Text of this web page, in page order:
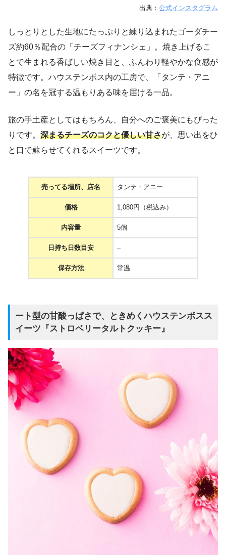
出典： 公式インスタグラム
しっとりとした生地にたっぷりと練り込まれたゴーダチー
ズ約60％配合の「チーズフィナンシェ」。焼き上げるこ
とで生まれる香ばしい焼き目と、ふんわり軽やかな食感が
特徴です。ハウステンボス内の工房で、「タンテ・アニ
ー」の名を冠する温もりある味を届ける一品。
旅の手土産としてはもちろん、自分へのご褒美にもぴった
りです。 深まるチーズのコクと優しい甘さが、思い出をひ
と口で蘇らせてくれるスイーツです。
売ってる場所、店名 タンテ・アニー
価格 1,080円（税込み）
内容量 5個
日持ち日数目安 –
保存方法 常温
ート型の甘酸っぱさで、ときめくハウステンボスス
イーツ『ストロベリータルトクッキー』